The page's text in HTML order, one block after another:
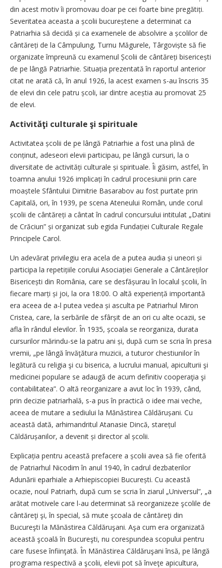
din acest motiv îi promovau doar pe cei foarte bine pregătiți.
Severitatea aceasta a școlii bucureștene a determinat ca
Patriarhia să decidă și ca examenele de absolvire a școlilor de
cântăreți de la Câmpulung, Turnu Măgurele, Târgoviște să fie
organizate împreună cu examenul Școlii de cântăreți bisericești
de pe lângă Patriarhie. Situația prezentată în raportul anterior
citat ne arată că, în anul 1926, la acest examen s-au înscris 35
de elevi din cele patru școli, iar dintre aceștia au promovat 25
de elevi.
Activităţi culturale şi spirituale
Activitatea școlii de pe lângă Patriarhie a fost una plină de
conținut, adeseori elevii participau, pe lângă cursuri, la o
diversitate de activități culturale și spirituale. Îi găsim, astfel, în
toamna anului 1926 implicați în cadrul procesiunii prin care
moaștele Sfântului Dimitrie Basarabov au fost purtate prin
Capitală, ori, în 1939, pe scena Ateneului Român, unde corul
școlii de cântăreți a cântat în cadrul concursului intitulat „Datini
de Crăciun” și organizat sub egida Fundației Culturale Regale
Principele Carol.
Un adevărat privilegiu era acela de a putea audia și uneori și
participa la repetițiile corului Asociației Generale a Cântăreților
Bisericești din România, care se desfășurau în localul școlii, în
fiecare marți și joi, la ora 18:00. O altă experiență importantă
era aceea de a-l putea vedea și asculta pe Patriarhul Miron
Cristea, care, la serbările de sfârșit de an ori cu alte ocazii, se
afla în rândul elevilor. În 1935, școala se reorganiza, durata
cursurilor mărindu-se la patru ani și, după cum se scria în presa
vremii, „pe lângă învăţătura muzicii, a tuturor ches­tiunilor în
legătură cu religia şi cu biserica, a lucrului manual, apiculturii şi
medicinei populare se adaugă de acum definitiv cooperaţia şi
contabilitatea”. O altă reorganizare a avut loc în 1939, când,
prin decizie patriarhală, s-a pus în practică o idee mai veche,
aceea de mutare a sediului la Mănăstirea Căldărușani. Cu
această dată, arhimandritul Atanasie Dincă, starețul
Căldărușanilor, a devenit și director al școlii.
Explicația pentru această prefacere a școlii avea să fie oferită
de Patriarhul Nicodim în anul 1940, în cadrul dezbaterilor
Adunării eparhiale a Arhiepiscopiei București. Cu această
ocazie, noul Patriarh, după cum se scria în ziarul „Universul”, „a
arătat motivele care l-au determinat să reorganizeze şcolile de
cântăreţi şi, în special, să mute şcoala de cântăreţi din
Bucureşti la Mănăstirea Căldăruşani. Aşa cum era organizată
această şcoală în Bucureşti, nu corespundea scopului pentru
care fusese înfiinţată. În Mănăstirea Căldăruşani însă, pe lângă
programa respectivă a şcolii, elevii pot să înveţe apicultura,